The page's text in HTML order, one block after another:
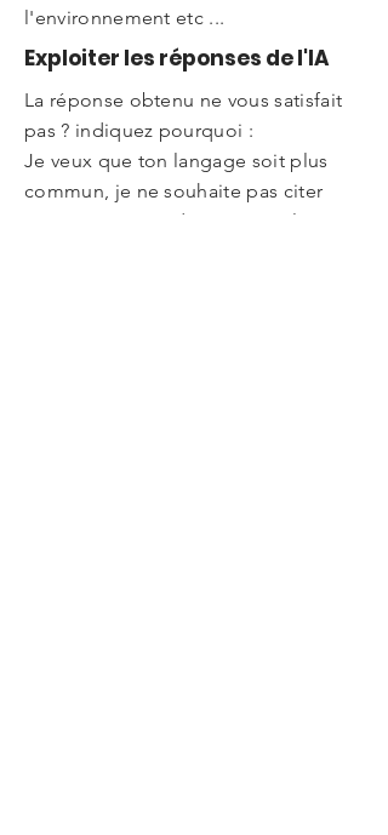
l'environnement etc ...
Exploiter les réponses de l'IA
La réponse obtenu ne vous satisfait
pas ? indiquez pourquoi :
Je veux que ton langage soit plus
commun, je ne souhaite pas citer
mon concurrent dans cet article.